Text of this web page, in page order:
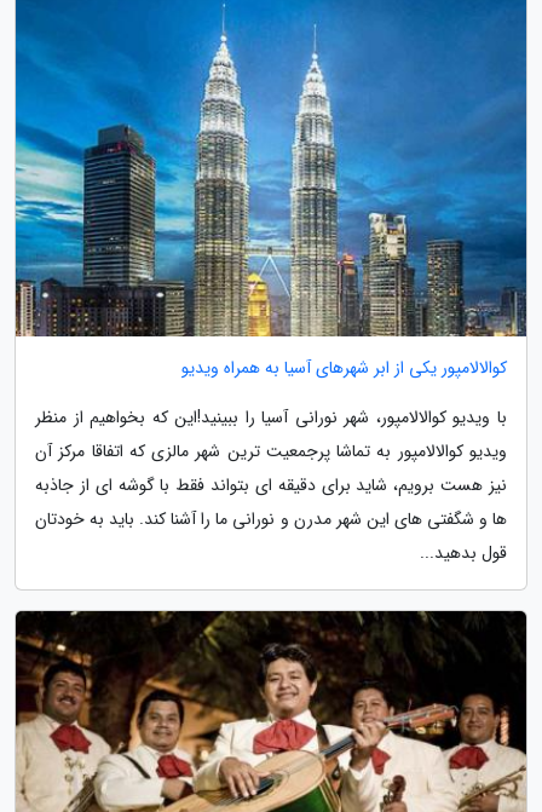
کوالالامپور یکی از ابر شهرهای آسیا به همراه ویدیو
با ویدیو کوالالامپور، شهر نورانی آسیا را ببینید!این که بخواهیم از منظر
ویدیو کوالالامپور به تماشا پرجمعیت ترین شهر مالزی که اتفاقا مرکز آن
نیز هست برویم، شاید برای دقیقه ای بتواند فقط با گوشه ای از جاذبه
ها و شگفتی های این شهر مدرن و نورانی ما را آشنا کند. باید به خودتان
قول بدهید...